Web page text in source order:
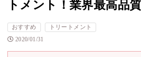
トメント！業界最高品
おすすめ
トリートメント
2020/01/31